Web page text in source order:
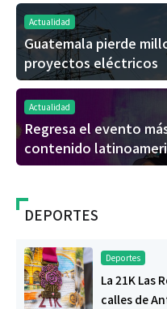
Actualidad
Guatemala pierde
proyectos eléctricos
Actualidad
Regresa el evento
contenido
DEPORTES
Deportes
La 21K Las
calles de